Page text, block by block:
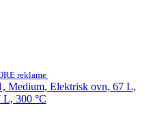
reklame